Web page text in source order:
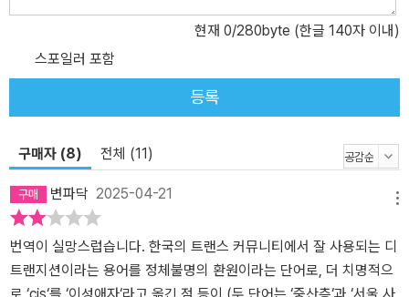
할까? 결국 작중 인물들이 겪는 혼란과 선택과 변화는 트랜스젠더 서
사뿐 아닌 현대의 관계 맺기에 대한 보편적 고민으로 확장된다. 기존
젠더 규범과 가족 구조를 해체하면서도 그 속에서 새로운 가능성을
모색하는, 묵직한 주제를 매력적인 이야기로 직조한 작품. 유머 넘치
는 문체, 드라마보다 생생한 대화, 현대의 인물을 정교하게 재현한 리
기들을 용감하게 끌어안으며, 오늘을 살아가는 우리 모두에게 새롭고
도 가슴 벅찬 소설로 다가온다.
현재 0/280byte (한글 140자 이내)
스포일러 포함
등록
구매자 (8) 전체 (11)
변파닥 2025-04-21
번역이 실망스럽습니다. 한국의 트랜스 커뮤니티에서 잘 사용되는 디
트랜지션이라는 용어를 정체불명의 환원이라는 단어로, 더 치명적으